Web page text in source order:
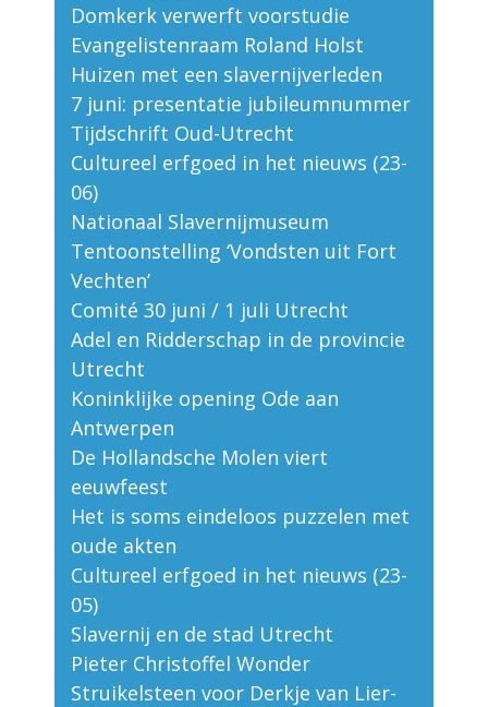
Domkerk verwerft voorstudie
Evangelistenraam Roland Holst
Huizen met een slavernijverleden
7 juni: presentatie jubileumnummer
Tijdschrift Oud-Utrecht
Cultureel erfgoed in het nieuws (23-
06)
Nationaal Slavernijmuseum
Tentoonstelling ‘Vondsten uit Fort
Vechten’
Comité 30 juni / 1 juli Utrecht
Adel en Ridderschap in de provincie
Utrecht
Koninklijke opening Ode aan
Antwerpen
De Hollandsche Molen viert
eeuwfeest
Het is soms eindeloos puzzelen met
oude akten
Cultureel erfgoed in het nieuws (23-
05)
Slavernij en de stad Utrecht
Pieter Christoffel Wonder
Struikelsteen voor Derkje van Lier-